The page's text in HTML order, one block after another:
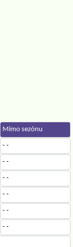
Mimo sezónu
- -
- -
- -
- -
- -
- -